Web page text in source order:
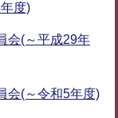
度)
会(～平成29年
会(～令和5年度)